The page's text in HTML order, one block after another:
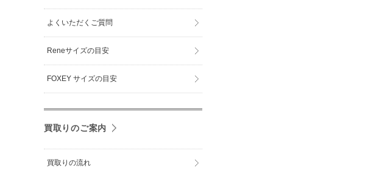
よくいただくご質問
Reneサイズの目安
FOXEY サイズの目安
買取りのご案内
買取りの流れ